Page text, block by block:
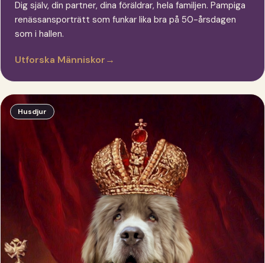
Dig själv, din partner, dina föräldrar, hela familjen. Pampiga
renässansporträtt som funkar lika bra på 50-årsdagen
som i hallen.
Utforska Människor→
Husdjur